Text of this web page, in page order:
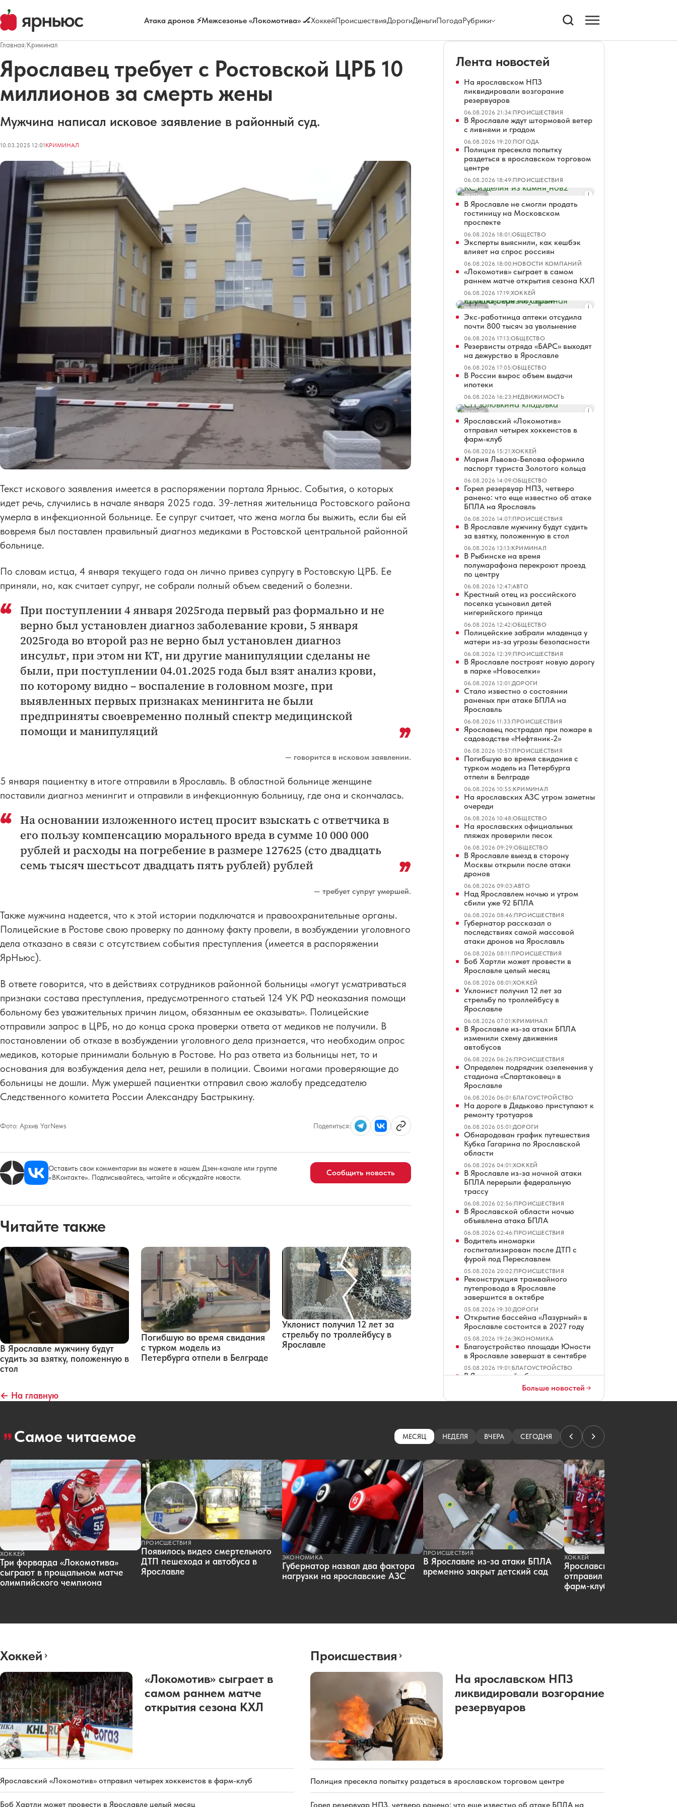
Атака дронов ⚡Межсезонье «Локомотива» 🏒ХоккейПроисшествияДорогиДеньгиПогодаРубрики
Главная/Криминал
Ярославец требует с Ростовской ЦРБ 10
миллионов за смерть жены
Мужчина написал исковое заявление в районный суд.
10.03.2025 12:01КРИМИНАЛ
Текст искового заявления имеется в распоряжении портала Ярньюс. События, о которых
идет речь, случились в начале января 2025 года. 39-летняя жительница Ростовского района
умерла в инфекционной больнице. Ее супруг считает, что жена могла бы выжить, если бы ей
вовремя был поставлен правильный диагноз медиками в Ростовской центральной районной
больнице.
По словам истца, 4 января текущего года он лично привез супругу в Ростовскую ЦРБ. Ее
приняли, но, как считает супруг, не собрали полный объем сведений о болезни.
При поступлении 4 января 2025года первый раз формально и не
верно был установлен диагноз заболевание крови, 5 января
2025года во второй раз не верно был установлен диагноз
инсульт, при этом ни КТ, ни другие манипуляции сделаны не
были, при поступлении 04.01.2025 года был взят анализ крови,
по которому видно – воспаление в головном мозге, при
выявленных первых признаках менингита не были
предприняты своевременно полный спектр медицинской
помощи и манипуляций
— говорится в исковом заявлении.
5 января пациентку в итоге отправили в Ярославль. В областной больнице женщине
поставили диагноз менингит и отправили в инфекционную больницу, где она и скончалась.
На основании изложенного истец просит взыскать с ответчика в
его пользу компенсацию морального вреда в сумме 10 000 000
рублей и расходы на погребение в размере 127625 (сто двадцать
семь тысяч шестьсот двадцать пять рублей) рублей
— требует супруг умершей.
Также мужчина надеется, что к этой истории подключатся и правоохранительные органы.
Полицейские в Ростове свою проверку по данному факту провели, в возбуждении уголовного
дела отказано в связи с отсутствием события преступления (имеется в распоряжении
ЯрНьюс).
В ответе говорится, что в действиях сотрудников районной больницы «могут усматриваться
признаки состава преступления, предусмотренного статьей 124 УК РФ неоказания помощи
больному без уважительных причин лицом, обязанным ее оказывать». Полицейские
отправили запрос в ЦРБ, но до конца срока проверки ответа от медиков не получили. В
постановлении об отказе в возбуждении уголовного дела признается, что необходим опрос
медиков, которые принимали больную в Ростове. Но раз ответа из больницы нет, то и
основания для возбуждения дела нет, решили в полиции. Своими ногами проверяющие до
больницы не дошли. Муж умершей пациентки отправил свою жалобу председателю
Следственного комитета России Александру Бастрыкину.
Фото: Архив YarNews Поделиться:
Оставить свои комментарии вы можете в нашем Дзен-канале или группе
«ВКонтакте». Подписывайтесь, читайте и обсуждайте новости.
Сообщить новость
Читайте также
В Ярославле мужчину будут
судить за взятку, положенную в
стол
Погибшую во время свидания
с турком модель из
Петербурга отпели в Белграде
Уклонист получил 12 лет за
стрельбу по троллейбусу в
Ярославле
← На главную
Лента новостей
На ярославском НПЗ
ликвидировали возгорание
резервуаров
06.08.2026 21:34|ПРОИСШЕСТВИЯ
В Ярославле ждут штормовой ветер
с ливнями и градом
06.08.2026 19:20|ПОГОДА
Полиция пресекла попытку
раздеться в ярославском торговом
центре
06.08.2026 18:49|ПРОИСШЕСТВИЯ
Реклама
В Ярославле не смогли продать
гостиницу на Московском
проспекте
06.08.2026 18:01|ОБЩЕСТВО
Эксперты выяснили, как кешбэк
влияет на спрос россиян
06.08.2026 18:00|НОВОСТИ КОМПАНИЙ
«Локомотив» сыграет в самом
раннем матче открытия сезона КХЛ
06.08.2026 17:19|ХОККЕЙ
Реклама
Экс-работница аптеки отсудила
почти 800 тысяч за увольнение
06.08.2026 17:13|ОБЩЕСТВО
Резервисты отряда «БАРС» выходят
на дежурство в Ярославле
06.08.2026 17:05|ОБЩЕСТВО
В России вырос объем выдачи
ипотеки
06.08.2026 16:23|НЕДВИЖИМОСТЬ
Реклама
Ярославский «Локомотив»
отправил четырех хоккеистов в
фарм-клуб
06.08.2026 15:21|ХОККЕЙ
Мария Львова-Белова оформила
паспорт туриста Золотого кольца
06.08.2026 14:09|ОБЩЕСТВО
Горел резервуар НПЗ, четверо
ранено: что еще известно об атаке
БПЛА на Ярославль
06.08.2026 14:07|ПРОИСШЕСТВИЯ
В Ярославле мужчину будут судить
за взятку, положенную в стол
06.08.2026 13:13|КРИМИНАЛ
В Рыбинске на время
полумарафона перекроют проезд
по центру
06.08.2026 12:47|АВТО
Крестный отец из российского
поселка усыновил детей
нигерийского принца
06.08.2026 12:42|ОБЩЕСТВО
Полицейские забрали младенца у
матери из-за угрозы безопасности
06.08.2026 12:39|ПРОИСШЕСТВИЯ
В Ярославле построят новую дорогу
в парке «Новоселки»
06.08.2026 12:01|ДОРОГИ
Стало известно о состоянии
раненых при атаке БПЛА на
Ярославль
06.08.2026 11:33|ПРОИСШЕСТВИЯ
Ярославец пострадал при пожаре в
садоводстве «Нефтяник-2»
06.08.2026 10:57|ПРОИСШЕСТВИЯ
Погибшую во время свидания с
турком модель из Петербурга
отпели в Белграде
06.08.2026 10:55|КРИМИНАЛ
На ярославских АЗС утром заметны
очереди
06.08.2026 10:48|ОБЩЕСТВО
На ярославских официальных
пляжах проверили песок
06.08.2026 09:29|ОБЩЕСТВО
В Ярославле выезд в сторону
Москвы открыли после атаки
дронов
06.08.2026 09:03|АВТО
Над Ярославлем ночью и утром
сбили уже 92 БПЛА
06.08.2026 08:46|ПРОИСШЕСТВИЯ
Губернатор рассказал о
последствиях самой массовой
атаки дронов на Ярославль
06.08.2026 08:11|ПРОИСШЕСТВИЯ
Боб Хартли может провести в
Ярославле целый месяц
06.08.2026 08:01|ХОККЕЙ
Уклонист получил 12 лет за
стрельбу по троллейбусу в
Ярославле
06.08.2026 07:01|КРИМИНАЛ
В Ярославле из-за атаки БПЛА
изменили схему движения
автобусов
06.08.2026 06:26|ПРОИСШЕСТВИЯ
Определен подрядчик озеленения у
стадиона «Спартаковец» в
Ярославле
06.08.2026 06:01|БЛАГОУСТРОЙСТВО
На дороге в Дядьково приступают к
ремонту тротуаров
06.08.2026 05:01|ДОРОГИ
Обнародован график путешествия
Кубка Гагарина по Ярославской
области
06.08.2026 04:01|ХОККЕЙ
В Ярославле из-за ночной атаки
БПЛА перерыли федеральную
трассу
06.08.2026 02:56|ПРОИСШЕСТВИЯ
В Ярославской области ночью
объявлена атака БПЛА
06.08.2026 02:46|ПРОИСШЕСТВИЯ
Водитель иномарки
госпитализирован после ДТП с
фурой под Переславлем
05.08.2026 20:02|ПРОИСШЕСТВИЯ
Реконструкция трамвайного
путепровода в Ярославле
завершится в октябре
05.08.2026 19:30|ДОРОГИ
Открытие бассейна «Лазурный» в
Ярославле состоится в 2027 году
05.08.2026 19:26|ЭКОНОМИКА
Благоустройство площади Юности
в Ярославле завершат в сентябре
05.08.2026 19:01|БЛАГОУСТРОЙСТВО
В Ярославской области начнут
работать пять новых пожарных
05.08.2026 18:45 ЗДОРОВЬЕ
Размахивавший пистолетом
магазине
05.08.2026 18:30 ПРОИСШЕСТВИЯ
Больше новостей
Самое читаемое МЕСЯЦ НЕДЕЛЯ ВЧЕРА СЕГОДНЯ
ХОККЕЙ
Три форварда «Локомотива»
сыграют в прощальном матче
олимпийского чемпиона
ПРОИСШЕСТВИЯ
Появилось видео смертельного
ДТП пешехода и автобуса в
Ярославле
ЭКОНОМИКА
Губернатор назвал два фактора
нагрузки на ярославские АЗС
ПРОИСШЕСТВИЯ
В Ярославле из-за атаки БПЛА
временно закрыт детский сад
ХОККЕЙ
Ярославский «Локомотив»
отправил пятерых
фарм-клуб
Хоккей
«Локомотив» сыграет в
самом раннем матче
открытия сезона КХЛ
Ярославский «Локомотив» отправил четырех хоккеистов в фарм-клуб
Боб Хартли может провести в Ярославле целый месяц
Происшествия
На ярославском НПЗ
ликвидировали возгорание
резервуаров
Полиция пресекла попытку раздеться в ярославском торговом центре
Горел резервуар НПЗ, четверо ранено: что еще известно об атаке БПЛА на